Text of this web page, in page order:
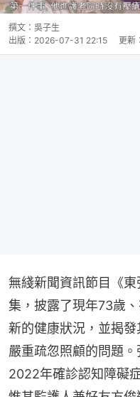
撰文： 吳子生
出版： 2026-07-31 22:15 更新：
無綫新聞資訊節目《
集，披露了現年73歲
新的健康狀況，並揭
嚴重疏忽照顧的問題
2022年確診認知障礙